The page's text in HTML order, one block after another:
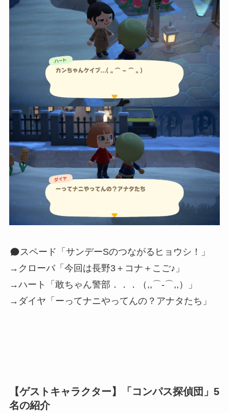
スペード「サンデーSのつながるヒョウシ！」
→クローバ「今回は長野3＋コナ＋こご♪」
→ハート「敢ちゃん警部．．．（,,⌒-⌒,,）」
→ダイヤ「ーってナニやってんの？アナタたち」
【ゲストキャラクター】「コンパス探偵団」5
名の紹介